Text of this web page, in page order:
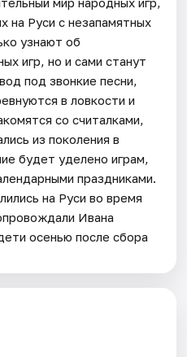
на Руси с незапамятных
узнают об
игр, но и сами станут
под звонкие песни,
в ловкости и
со считалками,
из поколения в
будет уделено играм,
праздниками.
на Руси во время
Ивана
осенью после сбора